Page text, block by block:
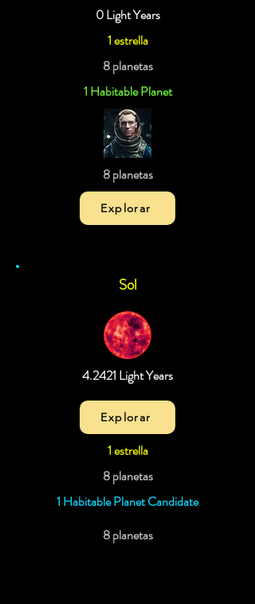
0 Light Years
1 estrella
8 planetas
1 Habitable Planet
8 planetas
Explorar
Sol
4.2421 Light Years
Explorar
1 estrella
8 planetas
1 Habitable Planet Candidate
8 planetas